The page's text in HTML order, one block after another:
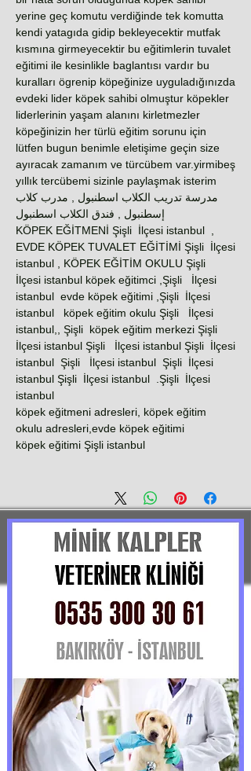
yerine geç komutu verdiğinde tek komutta
kendi yatagıda gidip bekleyecektir mutfak
kısmına girmeyecektir bu eğitimlerin tuvalet
eğitimi ile kesinlikle baglantısı vardır bu
kuralları ögrenip köpeğinize uyguladığınızda
evdeki lider köpek sahibi olmuştur köpekler
liderlerinin yaşam alanını kirletmezler
köpeğinizin her türlü eğitim sorunu için
lütfen bugun benimle eletişime geçin size
ayıracak zamanım ve türcübem var.yirmibeş
yıllık tercübemi sizinle paylaşmak isterim
مدرسة تدريب الكلاب اسطنبول , مدرب كلاب
إسطنبول , فندق الكلاب اسطنبول
KÖPEK EĞİTMENİ Şişli İlçesi istanbul ,
EVDE KÖPEK TUVALET EĞİTİMİ Şişli İlçesi
istanbul , KÖPEK EĞİTİM OKULU Şişli
İlçesi istanbul köpek eğitimci ,Şişli İlçesi
istanbul evde köpek eğitimi ,Şişli İlçesi
istanbul köpek eğitim okulu Şişli İlçesi
istanbul,, Şişli köpek eğitim merkezi Şişli
İlçesi istanbul Şişli İlçesi istanbul Şişli İlçesi
istanbul Şişli İlçesi istanbul Şişli İlçesi
istanbul Şişli İlçesi istanbul .Şişli İlçesi
istanbul
köpek eğitmeni adresleri, köpek eğitim
okulu adresleri,evde köpek eğitimi
köpek eğitimi Şişli istanbul